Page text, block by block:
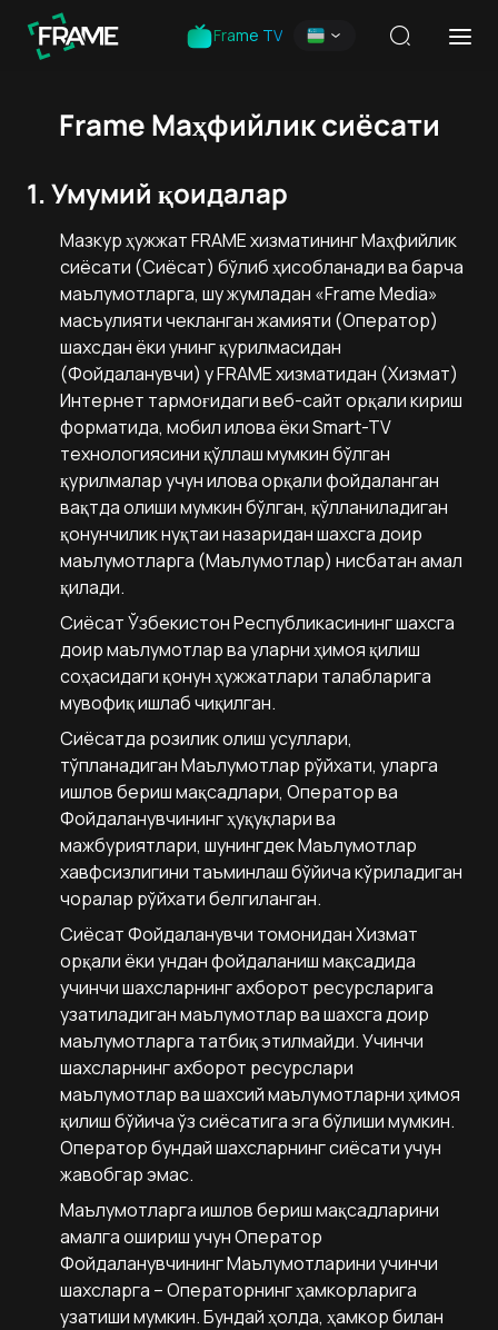
Frame TV
Frame Маҳфийлик сиёсати
1. Умумий қоидалар
Мазкур ҳужжат FRAME хизматининг Маҳфийлик
сиёсати (Сиёсат) бўлиб ҳисобланади ва барча
маълумотларга, шу жумладан «Frame Media»
масъулияти чекланган жамияти (Оператор)
шахсдан ёки унинг қурилмасидан
(Фойдаланувчи) у FRAME хизматидан (Хизмат)
Интернет тармоғидаги веб-сайт орқали кириш
форматида, мобил илова ёки Smart-TV
технологиясини қўллаш мумкин бўлган
қурилмалар учун илова орқали фойдаланган
вақтда олиши мумкин бўлган, қўлланиладиган
қонунчилик нуқтаи назаридан шахсга доир
маълумотларга (Маълумотлар) нисбатан амал
қилади.
Сиёсат Ўзбекистон Республикасининг шахсга
доир маълумотлар ва уларни ҳимоя қилиш
соҳасидаги қонун ҳужжатлари талабларига
мувофиқ ишлаб чиқилган.
Сиёсатда розилик олиш усуллари,
тўпланадиган Маълумотлар рўйхати, уларга
ишлов бериш мақсадлари, Оператор ва
Фойдаланувчининг ҳуқуқлари ва
мажбуриятлари, шунингдек Маълумотлар
хавфсизлигини таъминлаш бўйича кўриладиган
чоралар рўйхати белгиланган.
Сиёсат Фойдаланувчи томонидан Хизмат
орқали ёки ундан фойдаланиш мақсадида
учинчи шахсларнинг ахборот ресурсларига
узатиладиган маълумотлар ва шахсга доир
маълумотларга татбиқ этилмайди. Учинчи
шахсларнинг ахборот ресурслари
маълумотлар ва шахсий маълумотларни ҳимоя
қилиш бўйича ўз сиёсатига эга бўлиши мумкин.
Оператор бундай шахсларнинг сиёсати учун
жавобгар эмас.
Маълумотларга ишлов бериш мақсадларини
амалга ошириш учун Оператор
Фойдаланувчининг Маълумотларини учинчи
шахсларга – Операторнинг ҳамкорларига
узатиши мумкин. Бундай ҳолда, ҳамкор билан